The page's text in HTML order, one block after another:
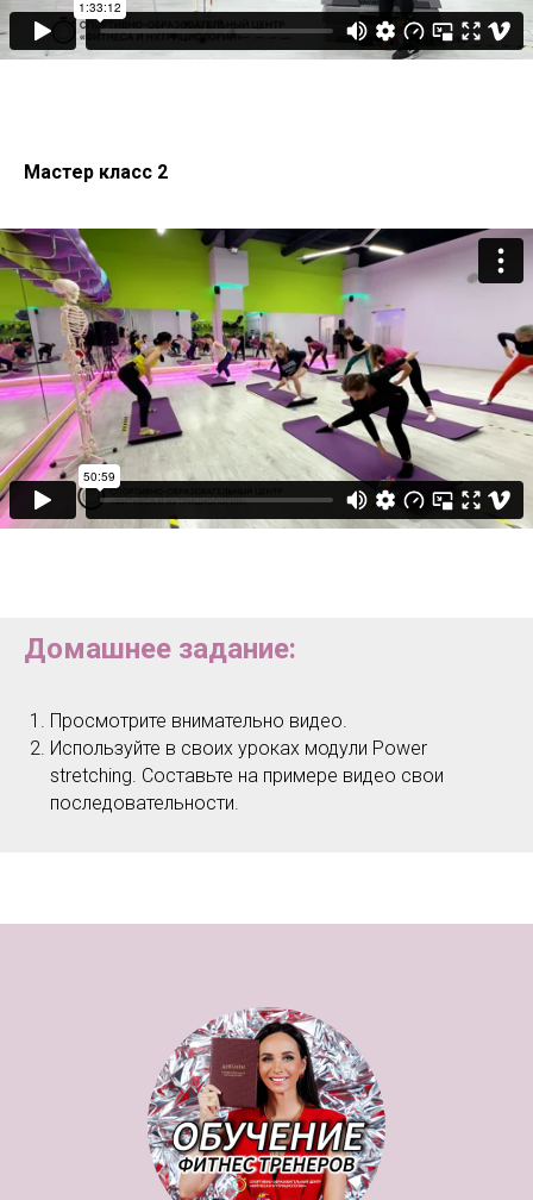
Мастер класс 2
Домашнее задание:
Просмотрите внимательно видео.
Используйте в своих уроках модули Power
stretching. Составьте на примере видео свои
последовательности.